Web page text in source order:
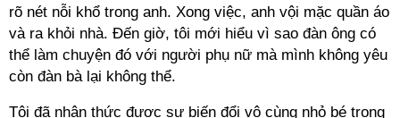
rõ nét nỗi khổ trong anh. Xong việc, anh vội mặc quần áo
và ra khỏi nhà. Đến giờ, tôi mới hiểu vì sao đàn ông có
thể làm chuyện đó với người phụ nữ mà mình không yêu
còn đàn bà lại không thể.
Tôi đã nhận thức được sự biến đổi vô cùng nhỏ bé trong